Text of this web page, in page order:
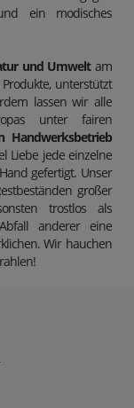
ein modisches
und Umweltam
unterstützt
lassen wir alle
unter fairen
Handwerksbetrieb
Liebe jede einzelne
gefertigt. Unser
großer
trostlos als
anderer eine
Wir hauchen